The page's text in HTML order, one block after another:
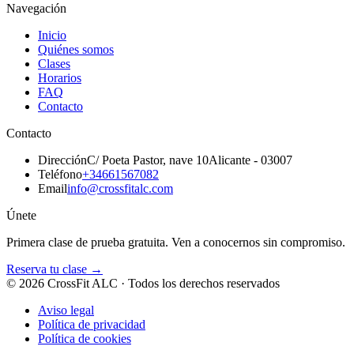
Navegación
Inicio
Quiénes somos
Clases
Horarios
FAQ
Contacto
Contacto
DirecciónC/ Poeta Pastor, nave 10Alicante - 03007
Teléfono+34661567082
Emailinfo@crossfitalc.com
Únete
Primera clase de prueba gratuita. Ven a conocernos sin compromiso.
Reserva tu clase →
© 2026 CrossFit ALC · Todos los derechos reservados
Aviso legal
Política de privacidad
Política de cookies